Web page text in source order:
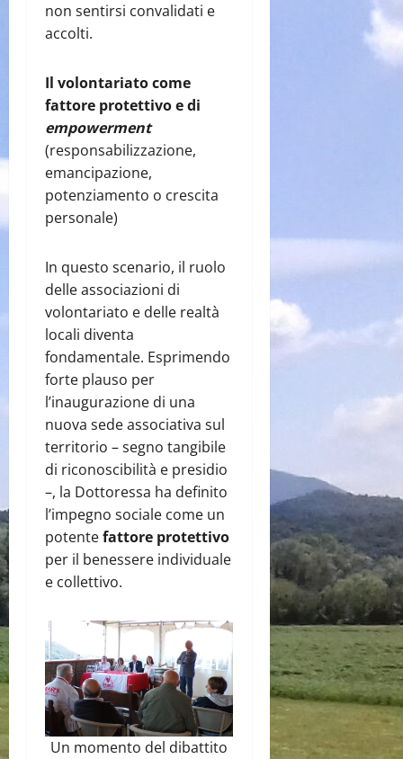
non sentirsi convalidati e
accolti.
Il volontariato come
fattore protettivo e di
empowerment
(responsabilizzazione,
emancipazione,
potenziamento o crescita
personale)
In questo scenario, il ruolo
delle associazioni di
volontariato e delle realtà
locali diventa
fondamentale. Esprimendo
forte plauso per
l’inaugurazione di una
nuova sede associativa sul
territorio – segno tangibile
di riconoscibilità e presidio
–, la Dottoressa ha definito
l’impegno sociale come un
potentefattore protettivo
per il benessere individuale
e collettivo.
Un momento del dibattito